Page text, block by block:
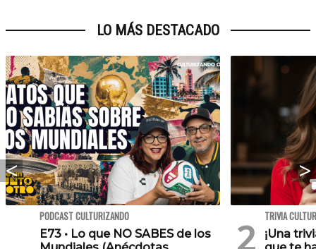
LO MÁS DESTACADO
PODCAST CULTURIZANDO
E73 • Lo que NO SABES de los
TRIVIA
¡Una